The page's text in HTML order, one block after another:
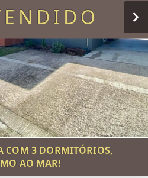
COM 3 DORMITÓRIOS,
AO MAR!